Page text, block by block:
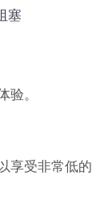
塞
验。
享受非常低的